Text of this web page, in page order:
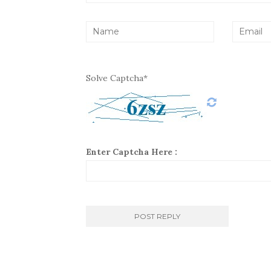
Solve Captcha*
Enter Captcha Here :